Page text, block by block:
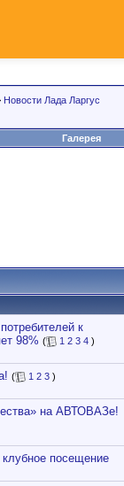
Новости Лада Ларгус
Галерея
к
98% ( 1 2 3 4 )
( 1 2 3 )
на АВТОВАЗе!
посещение